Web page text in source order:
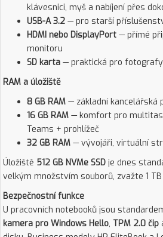
klávesnici, myš a nabíjení přes
USB-A 3.2 — pro starší
HDMI nebo DisplayPort — přímé
monitoru
SD karta — praktická pro
RAM a úložiště
8 GB RAM — základní kancelářská
16 GB RAM — komfort pro
Teams + prohlížeč
32 GB RAM — vývojáři, virtuální
Úložiště 512 GB NVMe SSD je dnes
velkým množstvím souborů, zvažte 1
Bezpečnostní funkce
U pracovních notebooků jsou
kamera pro Windows Hello, TPM 2.0 čip